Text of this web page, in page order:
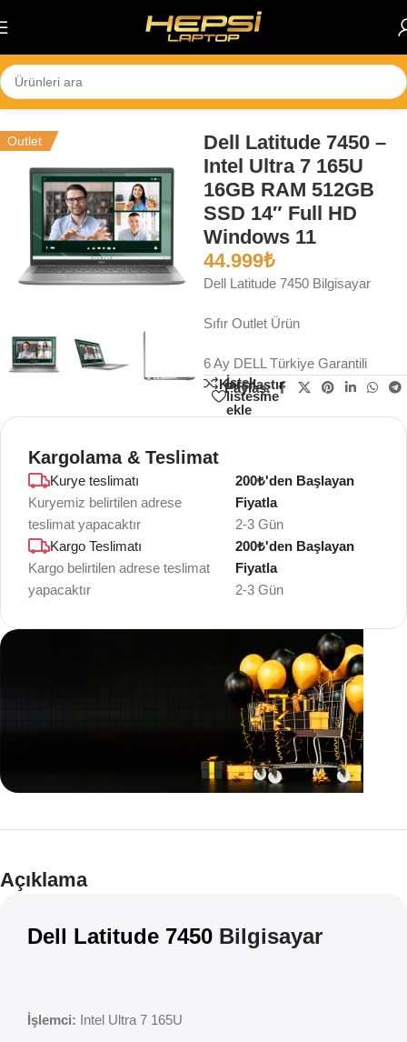
Skip to navigation
Ana Sayfa/Notebook
Outlet
Dell Latitude 7450 –
Intel Ultra 7 165U
16GB RAM 512GB
SSD 14″ Full HD
Windows 11
44.999₺
Dell Latitude 7450 Bilgisayar
Sıfır Outlet Ürün
6 Ay DELL Türkiye Garantili
Karşılaştır
İstek
listesine
ekle
Paylaş:
Kargolama & Teslimat
Kurye teslimatı
Kuryemiz belirtilen adrese
teslimat yapacaktır
2-3 Gün
200₺'den Başlayan
Fiyatla
Kargo Teslimatı
Kargo belirtilen adrese teslimat
yapacaktır
2-3 Gün
200₺'den Başlayan
Fiyatla
Teklif
Açıklama
Dell Latitude 7450 Bilgisayar
İşlemci: Intel Ultra 7 165U